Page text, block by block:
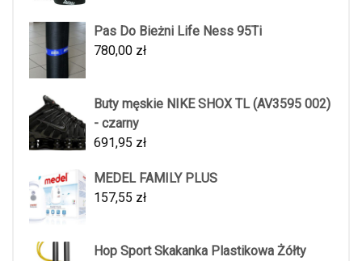
Pas Do Bieżni Life Ness 95Ti
780,00 zł
Buty męskie NIKE SHOX TL (AV3595 002)
- czarny
691,95 zł
MEDEL FAMILY PLUS
157,55 zł
Hop Sport Skakanka Plastikowa Żółty